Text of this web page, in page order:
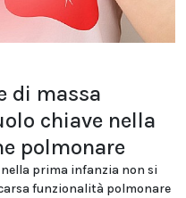
di massa
chiave nella
polmonare
prima infanzia non si
funzionalità polmonare